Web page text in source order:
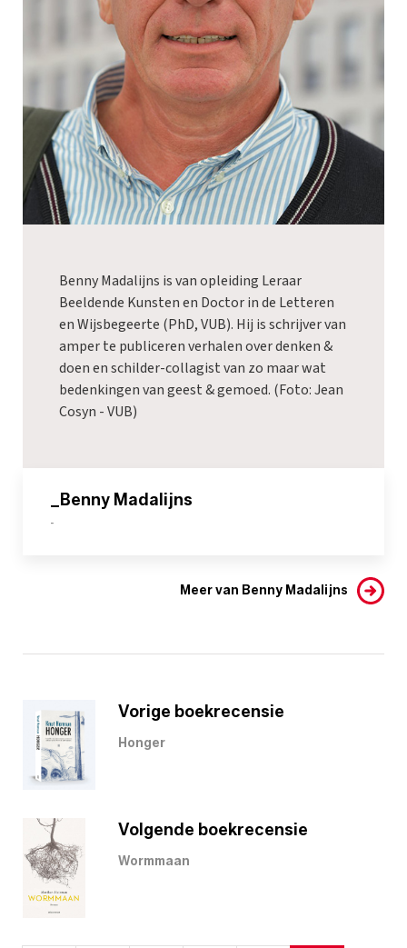
Benny Madalijns is van opleiding Leraar
Beeldende Kunsten en Doctor in de Letteren
en Wijsbegeerte (PhD, VUB). Hij is schrijver van
amper te publiceren verhalen over denken &
doen en schilder-collagist van zo maar wat
bedenkingen van geest & gemoed. (Foto: Jean
Cosyn - VUB)
_Benny Madalijns
-
Meer van Benny Madalijns
Vorige boekrecensie
Honger
Volgende boekrecensie
Wormmaan